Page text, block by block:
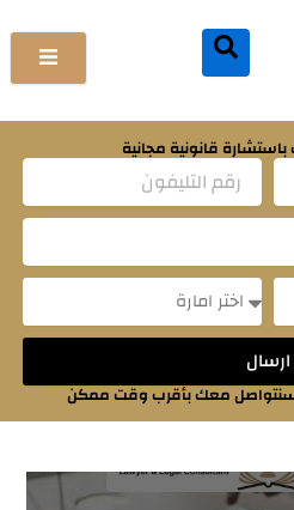
قانونية مجانية
ارسال
معك بأقرب وقت ممكن